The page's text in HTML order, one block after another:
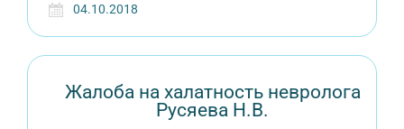
04.10.2018
Жалоба на халатность невролога
Русяева Н.В.